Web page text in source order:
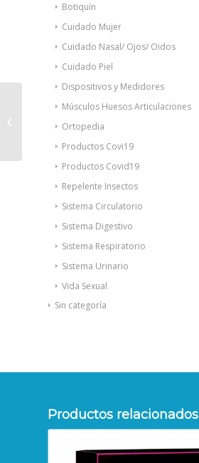
Botiquín
Cuidado Mujer
Cuidado Nasal/ Ojos/ Oidos
Cuidado Piel
Dispositivos y Medidores
Músculos Huesos Articulaciones
Ortopedia
Productos Covi19
Productos Covid19
Repelente Insectos
Sistema Circulatorio
Sistema Digestivo
Sistema Respiratorio
Sistema Urinario
Vida Sexual
Sin categoría
Productos relacionados
DC Pharm Desvelt
Oseo 3+ polvo 400g